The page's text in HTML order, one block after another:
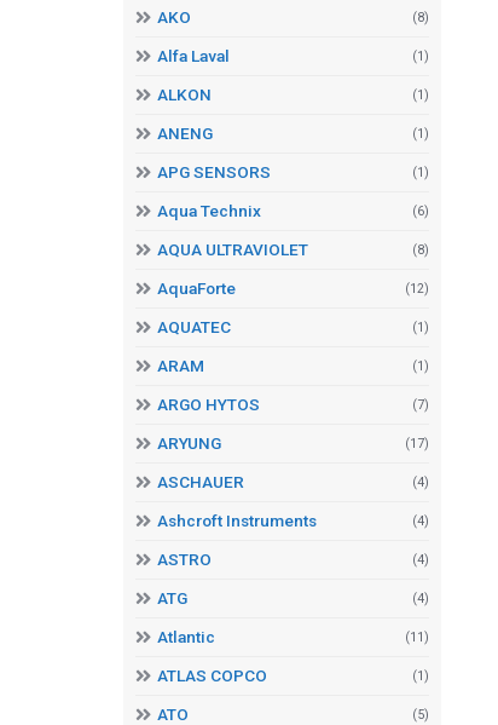
AKO (8)
Alfa Laval (1)
ALKON (1)
ANENG (1)
APG SENSORS (1)
Aqua Technix (6)
AQUA ULTRAVIOLET (8)
AquaForte (12)
AQUATEC (1)
ARAM (1)
ARGO HYTOS (7)
ARYUNG (17)
ASCHAUER (4)
Ashcroft Instruments (4)
ASTRO (4)
ATG (4)
Atlantic (11)
ATLAS COPCO (1)
ATO (5)